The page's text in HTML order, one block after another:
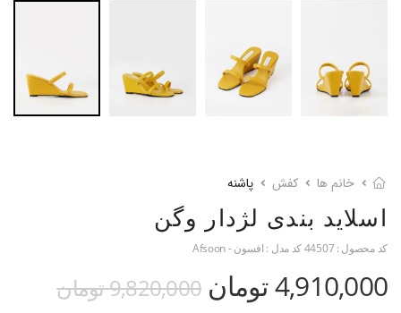
خانم ها کفش پاشنه
اسلاید بندی لژدار وگن
کد محصول :44507کد مدل : افسون - Afsoon
4,910,000 تومان 9,820,000 تومان